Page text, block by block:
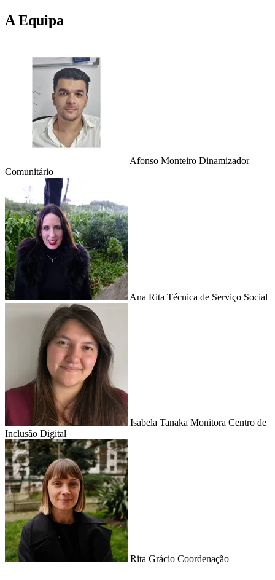
A Equipa
Afonso Monteiro Dinamizador
Comunitário
Ana Rita Técnica de Serviço Social
Isabela Tanaka Monitora Centro de
Inclusão Digital
Rita Grácio Coordenação